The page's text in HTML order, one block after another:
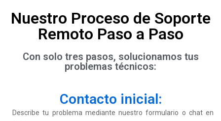
Nuestro Proceso de Soporte
Remoto Paso a Paso
Con solo tres pasos, solucionamos tus
problemas técnicos:
Contacto inicial:
Describe tu problema mediante nuestro formulario o chat en